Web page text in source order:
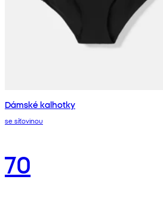
Dámské kalhotky
se síťovinou
70